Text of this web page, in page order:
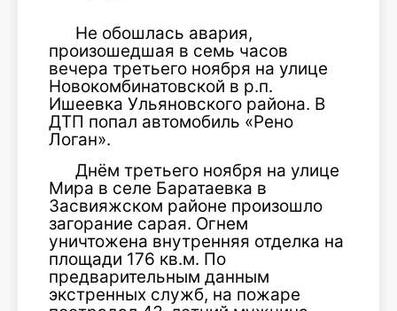
Не обошлась авария,
произошедшая в семь часов
вечера третьего ноября на улице
Новокомбинатовской в р.п.
Ишеевка Ульяновского района. В
ДТП попал автомобиль «Рено
Логан».
Днём третьего ноября на улице
Мира в селе Баратаевка в
Засвияжском районе произошло
загорание сарая. Огнем
уничтожена внутренняя отделка на
площади 176 кв.м. По
предварительным данным
экстренных служб, на пожаре